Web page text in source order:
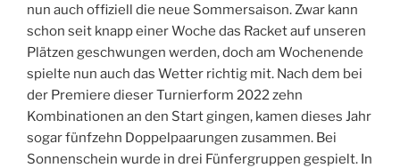
nun auch offiziell die neue Sommersaison. Zwar kann
schon seit knapp einer Woche das Racket auf unseren
Plätzen geschwungen werden, doch am Wochenende
spielte nun auch das Wetter richtig mit. Nach dem bei
der Premiere dieser Turnierform 2022 zehn
Kombinationen an den Start gingen, kamen dieses Jahr
sogar fünfzehn Doppelpaarungen zusammen. Bei
Sonnenschein wurde in drei Fünfergruppen gespielt. In